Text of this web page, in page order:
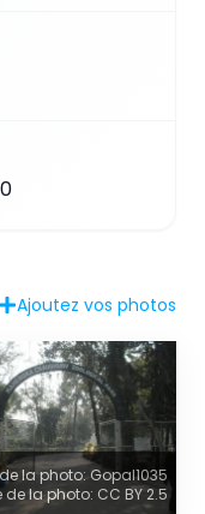
Ajoutez vos photos
la photo: Gopal1035
de la photo: CC BY 2.5